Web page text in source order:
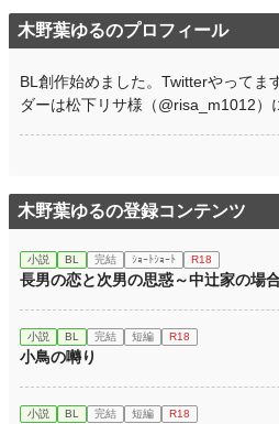
木野葉ゆるのプロフィール
BL創作始めました。Twitterやってま
ダーは松下リサ様（@risa_m1012）
木野葉ゆるの登録コンテンツ
小説 BL 完結 ｼｮｰﾄｼｮｰﾄ R18
長男の恋と次男の思惑～中辻家の場
小説 BL 完結 短編 R18
小鳥の囀り
小説 BL 完結 短編 R18